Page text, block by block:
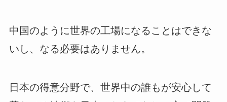
中国のように世界の工場になることはできな
いし、なる必要はありません。
日本の得意分野で、世界中の誰もが安心して